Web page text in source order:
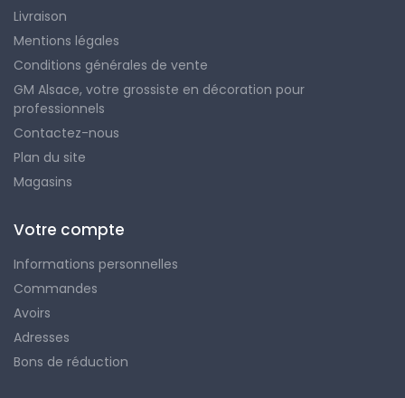
Livraison
Mentions légales
Conditions générales de vente
GM Alsace, votre grossiste en décoration pour
professionnels
Contactez-nous
Plan du site
Magasins
Votre compte
Informations personnelles
Commandes
Avoirs
Adresses
Bons de réduction